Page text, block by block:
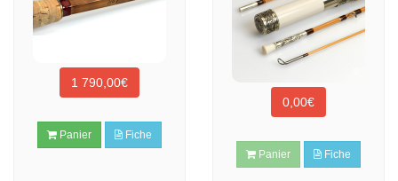
1 790,00€
Panier Fiche
0,00€
Panier Fiche